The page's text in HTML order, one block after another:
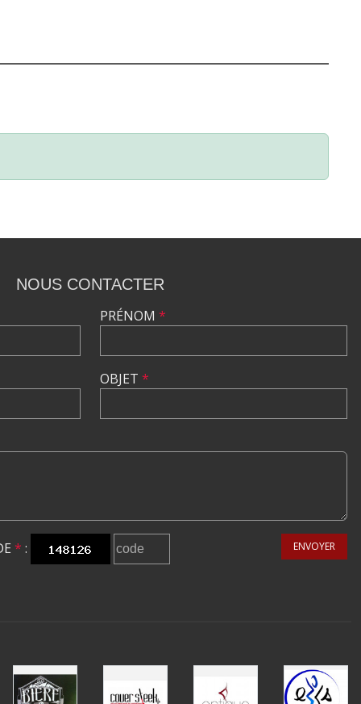
NOUS CONTACTER
PRÉNOM *
OBJET *
* : ENVOYER